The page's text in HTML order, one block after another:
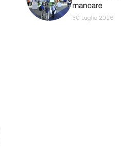
mancare
30 Luglio 2026